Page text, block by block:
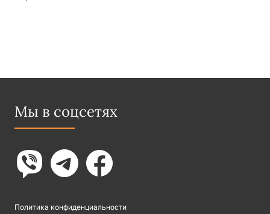
Мы в соцсетях
Политика конфиденциальности